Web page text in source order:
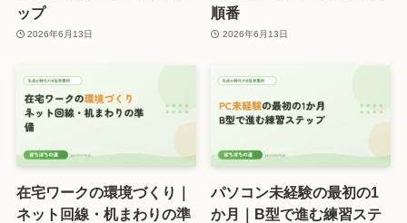
ップ
2026年6月13日
順番
2026年6月13日
在宅ワークの環境づくり｜
ネット回線・机まわりの準
パソコン未経験の最初の1
か月｜B型で進む練習ステ